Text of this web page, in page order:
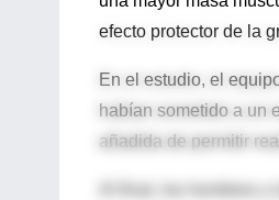
efecto protector de la
En el estudio, el
habían sometido a un
añadida de permitir